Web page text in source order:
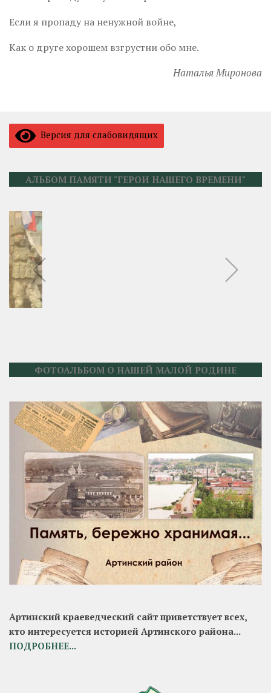
Если я пропаду на ненужной войне,
Как о друге хорошем взгрустни обо мне.
Наталья Миронова
Версия для слабовидящих
АЛЬБОМ ПАМЯТИ "ГЕРОИ НАШЕГО ВРЕМЕНИ"
ФОТОАЛЬБОМ О НАШЕЙ МАЛОЙ РОДИНЕ
Артинский краеведческий сайт приветствует всех,
кто интересуется историей Артинского района...
ПОДРОБНЕЕ...